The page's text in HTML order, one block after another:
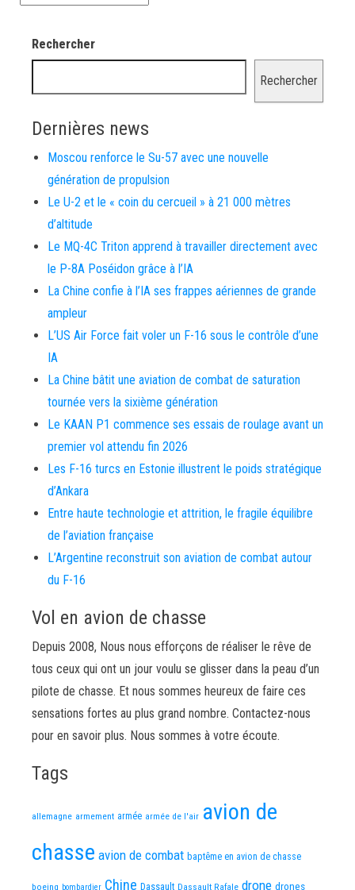
Rechercher
Rechercher
Dernières news
Moscou renforce le Su-57 avec une nouvelle
génération de propulsion
Le U-2 et le « coin du cercueil » à 21 000 mètres
d’altitude
Le MQ-4C Triton apprend à travailler directement avec
le P-8A Poséidon grâce à l’IA
La Chine confie à l’IA ses frappes aériennes de grande
ampleur
L’US Air Force fait voler un F-16 sous le contrôle d’une
IA
La Chine bâtit une aviation de combat de saturation
tournée vers la sixième génération
Le KAAN P1 commence ses essais de roulage avant un
premier vol attendu fin 2026
Les F-16 turcs en Estonie illustrent le poids stratégique
d’Ankara
Entre haute technologie et attrition, le fragile équilibre
de l’aviation française
L’Argentine reconstruit son aviation de combat autour
du F-16
Vol en avion de chasse
Depuis 2008, Nous nous efforçons de réaliser le rêve de
tous ceux qui ont un jour voulu se glisser dans la peau d’un
pilote de chasse. Et nous sommes heureux de faire ces
sensations fortes au plus grand nombre. Contactez-nous
pour en savoir plus. Nous sommes à votre écoute.
Tags
allemagne armement armée armée de l'air avion de
chasse avion de combat baptême en avion de chasse
boeing bombardier Chine Dassault Dassault Rafale drone drones